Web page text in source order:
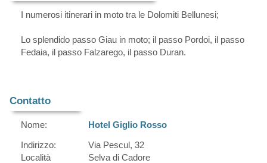
I numerosi itinerari in moto tra le Dolomiti Bellunesi;
Lo splendido passo Giau in moto; il passo Pordoi, il passo
Fedaia, il passo Falzarego, il passo Duran.
Contatto
Nome:
Indirizzo:
Località
Hotel Giglio Rosso
Via Pescul, 32
Selva di Cadore